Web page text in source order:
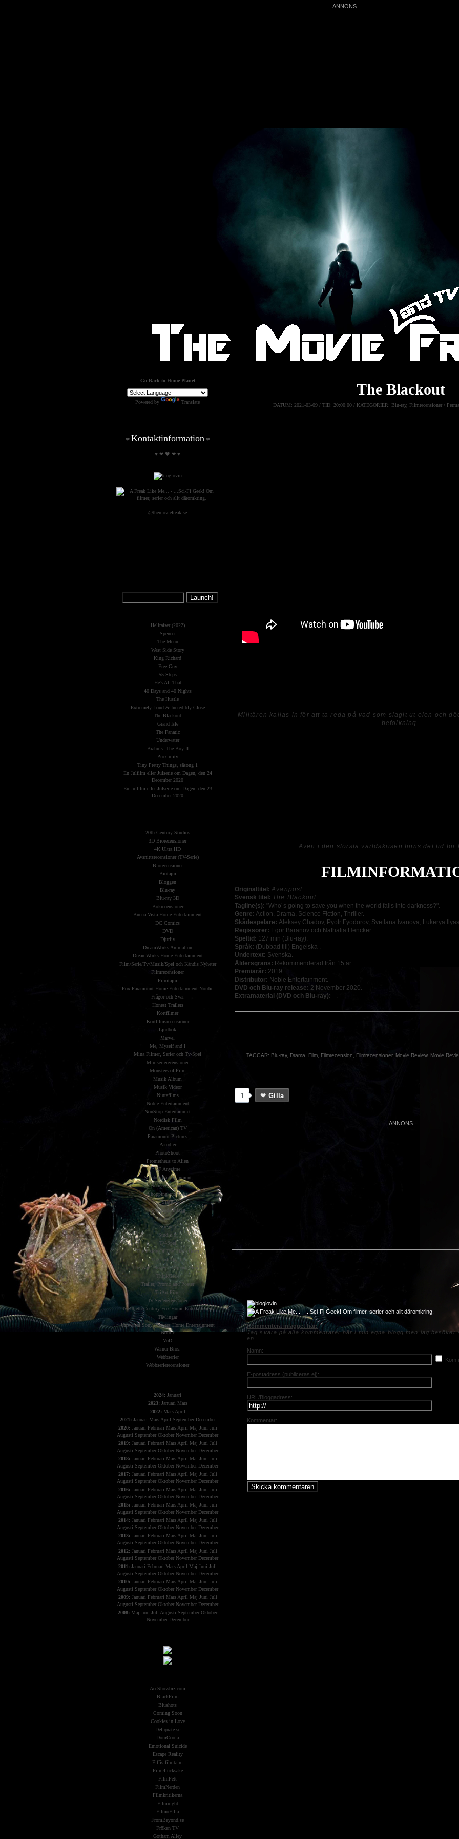
The Blackout
DATUM: 2021-03-09 / TID: 20:00:00 / KATEGORIER: Blu-ray, Filmrecensioner /
Militären kallas in för att ta reda på vad som slagit ut elen och
befolkning .
Även i den största världskrisen finns det tid för
Originaltitel: Avanpost.
Svensk titel: The Blackout.
Tagline(s): "Who´s going to save you when the world falls into darkness?".
Genre: Action, Drama, Science Fiction, Thriller.
Skådespelare: Aleksey Chadov, Pyotr Fyodorov, Svetlana Ivanova, Lukerya
Regissörer: Egor Baranov och Nathalia Hencker.
Speltid: 127 min (Blu-ray).
Språk: (Dubbad till) Engelska .
Undertext: Svenska.
Åldersgräns: Rekommenderad från 15 år.
Premiärår: 2019.
Distributör: Noble Entertainment.
DVD och Blu-ray release: 2 November 2020.
Extramaterial (DVD och Blu-ray): - .
TAGGAR: Blu-ray, Drama Film Filmrecension Filmrecensioner, Movie Review, Movie
1 Gilla
Kommentera inlägget här:
Jag svara på alla kommentarer här i min egna blogg men jag
en.
Namn:
Kom
E-postadress (publiceras ej):
URL/Bloggadress:
Kommentar:
Go Back to Home Planet
Powered by Translate
❤ Kontaktinformation ❤
♥ ❤ 🖤 ❤ ♥
@themoviefreak.se
Hellraiser (2022)
Spencer
The Menu
West Side Story
King Richard
Free Guy
55 Steps
He's All That
40 Days and 40 Nights
The Hustle
Extremely Loud & Incredibly Close
The Blackout
Grand Isle
The Fanatic
Underwater
Brahms: The Boy II
Proximity
Tiny Pretty Things, säsong 1
En Julfilm eller Julserie om Dagen, den 24
December 2020
En Julfilm eller Julserie om Dagen, den 23
December 2020
20th Century Studios
3D Biorecensioner
4K Ultra HD
Avsnittsrecensioner (TV-Serie)
Biorecensioner
Biotajm
Bloggen
Blu-ray
Blu-ray 3D
Bokrecensioner
Buena Vista Home Entertainment
DC Comics
DVD
Djurliv
DreamWorks Animation
DreamWorks Home Entertainment
Film/Serie/Tv/Musik/Spel och Kändis Nyheter
Filmrecensioner
Filmtajm
Fox-Paramount Home Entertainment Nordic
Frågor och Svar
Honest Trailers
Kortfilmer
Kortfilmsrecensioner
Ljudbok
Marvel
Me, Myself and I
Mina Filmer, Serier och Tv-Spel
Miniserierecensioner
Monsters of Film
Musik Album
Musik Videor
Njutafilms
Noble Entertainment
NonStop Entertainmet
Nordisk Film
On (American) TV
Paramount Pictures
Parodier
PhotoShoot
Prometheus to Alien
SF Anytime
Scanbox Entertainment
Serierecensioner
Shopping and Gifts
Slash
Sponsrade Inlägg
Stand-up
Streama
Studio S
TV-Spel
The Inside Of The Black Heart
The Unlucky 13
The Walt Disney Company Nordic
ThinkGeek
Trailer, Promo and Poster
TriArt Film
Tv-Serierecensioner
Twentieth Century Fox Home Entertainment
Tävlingar
Universal Sony Pictures Home Entertainment
Nordic
VoD
Warner Bros.
Webbserier
Webbserierecensioner
2024: Januari
2023: Januari Mars
2022: Mars April
2021: Januari Mars April September December
2020: Januari Februari Mars April Maj Juni Juli
Augusti September Oktober November December
2019: Januari Februari Mars April Maj Juni Juli
Augusti September Oktober November December
2018: Januari Februari Mars April Maj Juni Juli
Augusti September Oktober November December
2017: Januari Februari Mars April Maj Juni Juli
Augusti September Oktober November December
2016: Januari Februari Mars April Maj Juni Juli
Augusti September Oktober November December
2015: Januari Februari Mars April Maj Juni Juli
Augusti September Oktober November December
2014: Januari Februari Mars April Maj Juni Juli
Augusti September Oktober November December
2013: Januari Februari Mars April Maj Juni Juli
Augusti September Oktober November December
2012: Januari Februari Mars April Maj Juni Juli
Augusti September Oktober November December
2011: Januari Februari Mars April Maj Juni Juli
Augusti September Oktober November December
2010: Januari Februari Mars April Maj Juni Juli
Augusti September Oktober November December
2009: Januari Februari Mars April Maj Juni Juli
Augusti September Oktober November December
2008: Maj Juni Juli Augusti September Oktober
November December
AceShowbiz.com
BlackFilm
Blushots
Coming Soon
Cookies in Love
Deliquate.se
DomCoola
Emotional Suicide
Escape Reality
Fiffis filmtajm
Film4fucksake
FilmFett
FilmNerden
Filmkritikerna
Filmnight
FilmoFilia
FromBeyond.se
Fröken TV
Gotham Alley